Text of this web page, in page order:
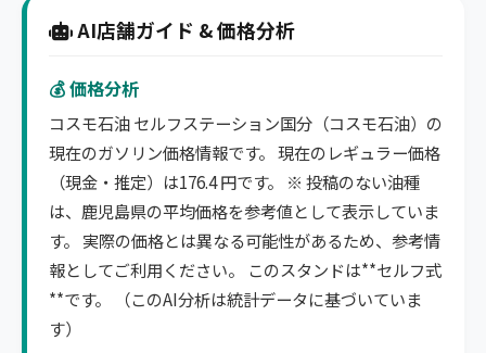
AI店舗ガイド & 価格分析
💰 価格分析
コスモ石油 セルフステーション国分（コスモ石油）の
現在のガソリン価格情報です。 現在のレギュラー価格
（現金・推定）は176.4 円です。 ※ 投稿のない油種
は、鹿児島県の平均価格を参考値として表示していま
す。 実際の価格とは異なる可能性があるため、参考情
報としてご利用ください。 このスタンドは**セルフ式
**です。 （このAI分析は統計データに基づいていま
す）